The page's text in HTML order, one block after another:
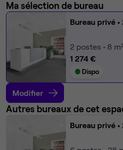
Ma sélection de bureau
Bureau privé
2 postes • 8 m²
1 274 €
Dispo
Modifier
Autres bureaux de cet
Bureau privé